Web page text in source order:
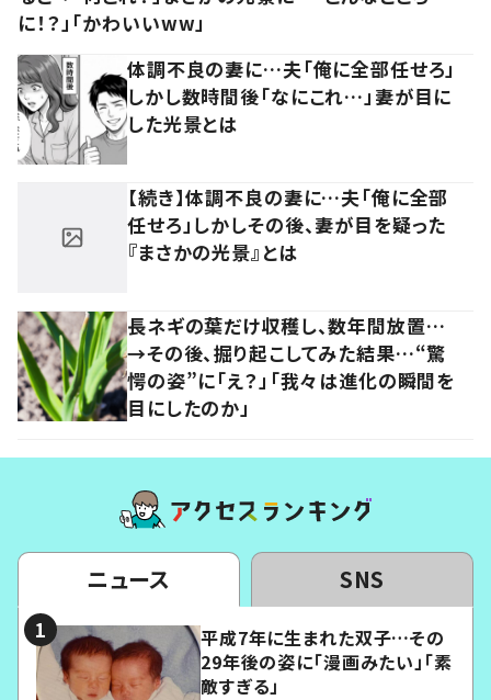
に！？」「かわいいww」
体調不良の妻に…夫「俺に全部任せろ」
しかし数時間後「なにこれ…」妻が目に
した光景とは
【続き】体調不良の妻に…夫「俺に全部
任せろ」しかしその後、妻が目を疑った
『まさかの光景』とは
長ネギの葉だけ収穫し、数年間放置…
→その後、掘り起こしてみた結果…“驚
愕の姿”に「え？」「我々は進化の瞬間を
目にしたのか」
ニュース SNS
平成7年に生まれた双子…その
29年後の姿に「漫画みたい」「素
敵すぎる」